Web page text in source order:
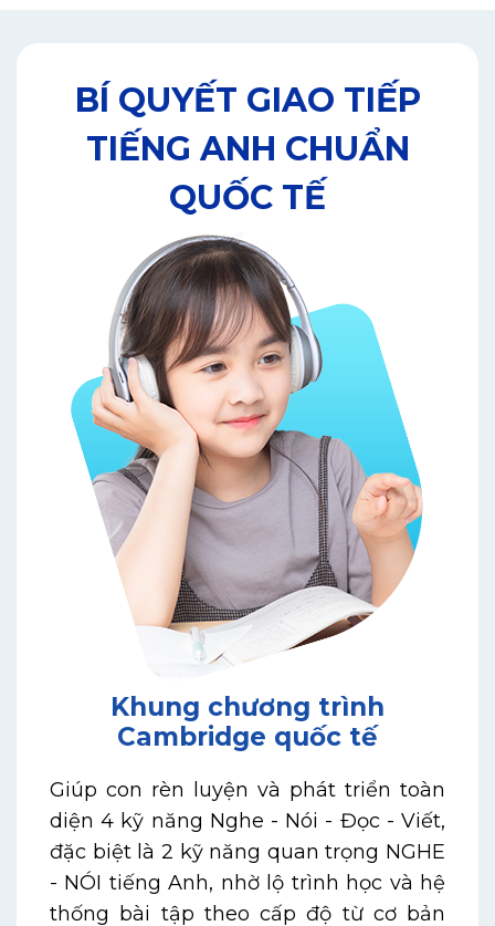
BÍ QUYẾT GIAO TIẾP
TIẾNG ANH CHUẨN
QUỐC TẾ
Khung chương trình
Cambridge quốc tế
Giúp con rèn luyện và phát triển toàn
diện 4 kỹ năng Nghe - Nói - Đọc - Viết,
đặc biệt là 2 kỹ năng quan trọng NGHE
- NÓI tiếng Anh, nhờ lộ trình học và hệ
thống bài tập theo cấp độ từ cơ bản